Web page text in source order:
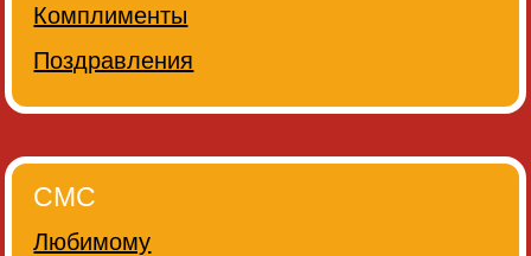
Комплименты
Поздравления
СМС
Любимому